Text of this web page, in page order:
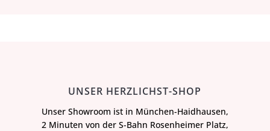
UNSER HERZLICHST-SHOP
Unser Showroom ist in München-Haidhausen,
2 Minuten von der S-Bahn Rosenheimer Platz,